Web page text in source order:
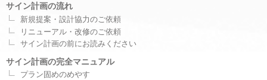
サイン計画の流れ
新規提案・設計協力のご依頼
リニューアル・改修のご依頼
サイン計画の前にお読みください
サイン計画の完全マニュアル
プラン固めのめやす